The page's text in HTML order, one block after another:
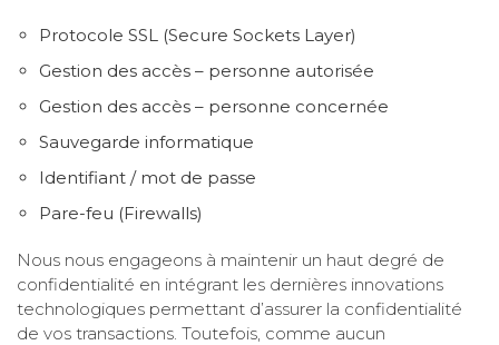
Protocole SSL (Secure Sockets Layer)
Gestion des accès – personne autorisée
Gestion des accès – personne concernée
Sauvegarde informatique
Identifiant / mot de passe
Pare-feu (Firewalls)
Nous nous engageons à maintenir un haut degré de
confidentialité en intégrant les dernières innovations
technologiques permettant d’assurer la confidentialité
de vos transactions. Toutefois, comme aucun